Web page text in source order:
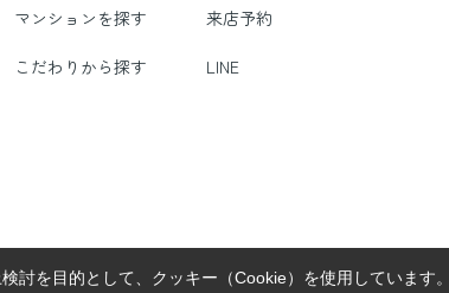
マンションを探す 来店予約
こだわりから探す LINE
討を目的として、クッキー（Cookie）を使用しています。